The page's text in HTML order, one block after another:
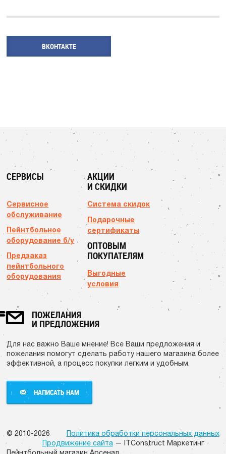
ВКОНТАКТЕ
СЕРВИСЫ
Сервисное
обслуживание
Пейнтбольное
оборудование б/у
Предзаказ
пейнтбольного
оборудования
АКЦИИ
И СКИДКИ
Система скидок
Подарочные
сертификаты
ОПТОВЫМ
ПОКУПАТЕЛЯМ
Выгодные
условия
ПОЖЕЛАНИЯ
И ПРЕДЛОЖЕНИЯ
Для нас важно Ваше мнение! Все Ваши предложения и
пожелания помогут сделать работу нашего магазина более
эффективной, а процесс покупки легким и удобным.
НАПИСАТЬ НАМ
Политика обработки персональных данных
Продвижение сайта— ITConstruct Маркетинг
© 2010-2026